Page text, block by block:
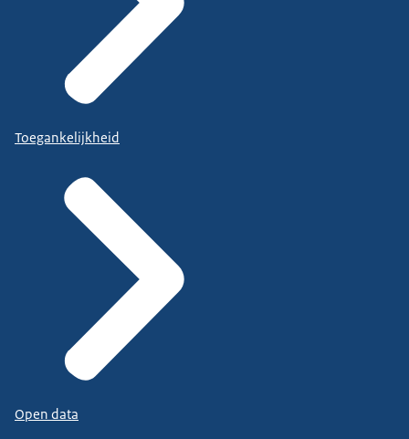
Toegankelijkheid
Open data